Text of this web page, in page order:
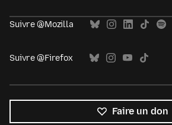
Suivre @Mozilla
Suivre @Firefox
Faire un don